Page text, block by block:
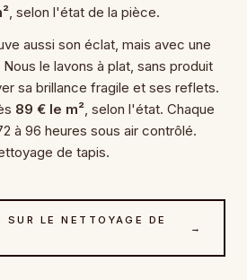
, selon l'état de la pièce.
aussi son éclat, mais avec une
le lavons à plat, sans produit
sa brillance fragile et ses reflets.
89 € le m² , selon l'état. Chaque
à 96 heures sous air contrôlé.
de tapis.
SUR LE NETTOYAGE DE
→